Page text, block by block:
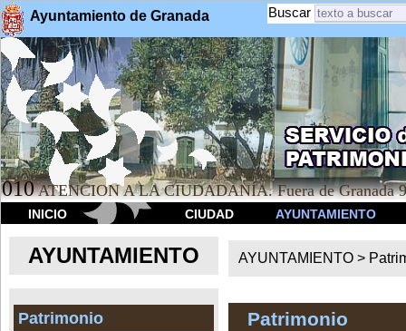
Ayuntamiento de Granada Buscar
010 ATENCION A LA CIUDADANÍA. Fuera de Granada
INICIO CIUDAD AYUNTAMIENTO
AYUNTAMIENTO
Patrimonio
AYUNTAMIENTO >
Patrimonio